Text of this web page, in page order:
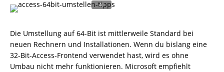
Die Umstellung auf 64-Bit ist mittlerweile Standard bei
neuen Rechnern und Installationen. Wenn du bislang eine
32-Bit-Access-Frontend verwendet hast, wird es ohne
Umbau nicht mehr funktionieren. Microsoft empfiehlt